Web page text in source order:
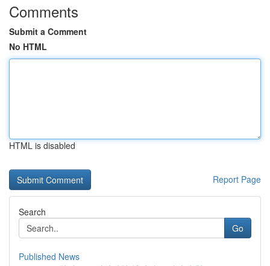
Comments
Submit a Comment
No HTML
HTML is disabled
Report Page
Search
Go
Published News